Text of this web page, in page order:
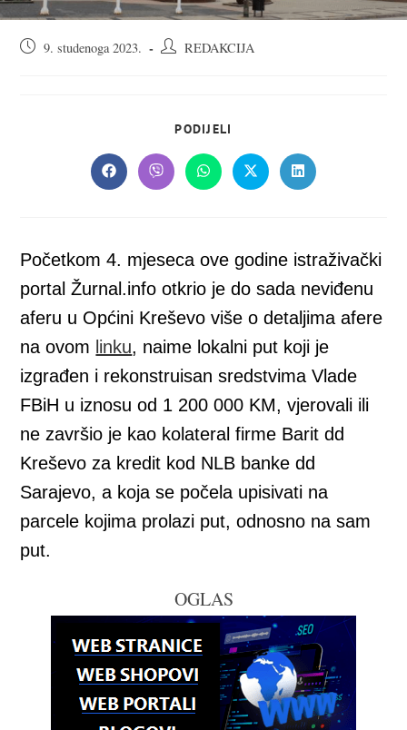
Objava9. studenoga 2023.
AutorREDAKCIJA
PODIJELI
CONTENT
Opens
in
Opens
in
Opens
in
Opens
in
Opens
in
Početkom 4. mjeseca ove godine istraživački
portal Žurnal.info otkrio je do sada neviđenu
aferu u Općini Kreševo više o detaljima afere
na ovom linku, naime lokalni put koji je
izgrađen i rekonstruisan sredstvima Vlade
FBiH u iznosu od 1 200 000 KM, vjerovali ili
ne završio je kao kolateral firme Barit dd
Kreševo za kredit kod NLB banke dd
Sarajevo, a koja se počela upisivati na
parcele kojima prolazi put, odnosno na sam
put.
OGLAS